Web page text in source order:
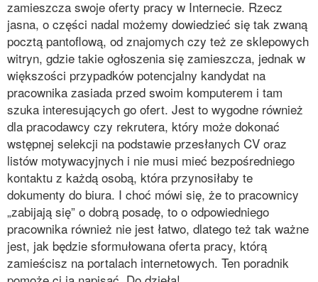
zamieszcza swoje oferty pracy w Internecie. Rzecz
jasna, o części nadal możemy dowiedzieć się tak zwaną
pocztą pantoflową, od znajomych czy też ze sklepowych
witryn, gdzie takie ogłoszenia się zamieszcza, jednak w
większości przypadków potencjalny kandydat na
pracownika zasiada przed swoim komputerem i tam
szuka interesujących go ofert. Jest to wygodne również
dla pracodawcy czy rekrutera, który może dokonać
wstępnej selekcji na podstawie przesłanych CV oraz
listów motywacyjnych i nie musi mieć bezpośredniego
kontaktu z każdą osobą, która przynosiłaby te
dokumenty do biura. I choć mówi się, że to pracownicy
„zabijają się” o dobrą posadę, to o odpowiedniego
pracownika również nie jest łatwo, dlatego też tak ważne
jest, jak będzie sformułowana oferta pracy, którą
zamieścisz na portalach internetowych. Ten poradnik